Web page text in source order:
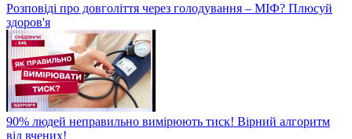
Розповіді про довголіття через голодування – МІФ? Плюсуй
здоров'я
90% людей неправильно вимірюють тиск! Вірний алгоритм
від вчених!